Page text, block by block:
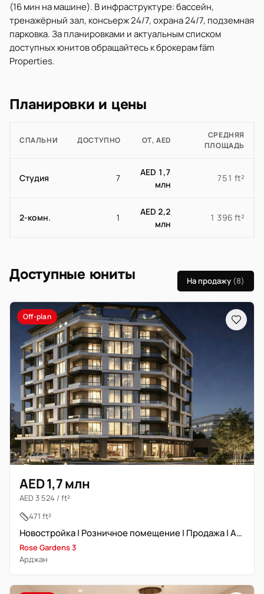
(16 мин на машине). В инфраструктуре: бассейн,
тренажёрный зал, консьерж 24/7, охрана 24/7, подземная
парковка. За планировками и актуальным списком
доступных юнитов обращайтесь к брокерам fäm
Properties.
Планировки и цены
СПАЛЬНИ ДОСТУПНО ОТ, AED
СРЕДНЯЯ
ПЛОЩАДЬ
Студия 7
AED 1,7
млн
751 ft²
2-комн. 1
AED 2,2
млн
1 396 ft²
Доступные юниты На продажу (8)
Off-plan
AED 1,7 млн
AED 3 524 / ft²
471 ft²
Новостройка | Розничное помещение | Продажа | Arjan
Rose Gardens 3
Арджан